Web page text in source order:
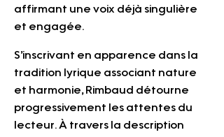
affirmant une voix déjà singulière
et engagée.
S’inscrivant en apparence dans la
tradition lyrique associant nature
et harmonie, Rimbaud détourne
progressivement les attentes du
lecteur. À travers la description